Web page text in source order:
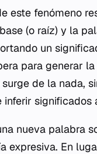
este fenómeno
(o raíz) y la
un
para generar
de la nada,
inferir
nueva palabra
expresiva. En